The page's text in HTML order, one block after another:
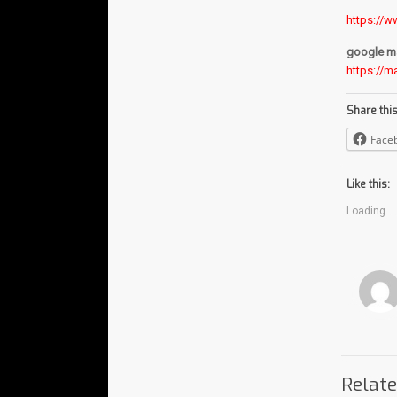
https://
google
https://
Share
Like this:
Loading...